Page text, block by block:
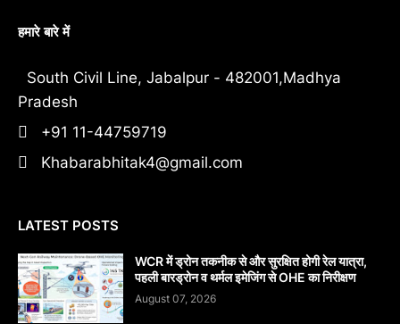
हमारे बारे में
South Civil Line, Jabalpur - 482001,Madhya
Pradesh
+91 11-44759719
Khabarabhitak4@gmail.com
LATEST POSTS
WCR में ड्रोन तकनीक से और सुरक्षित होगी रेल यात्रा,
पहली बारड्रोन व थर्मल इमेजिंग से OHE का निरीक्षण
August 07, 2026